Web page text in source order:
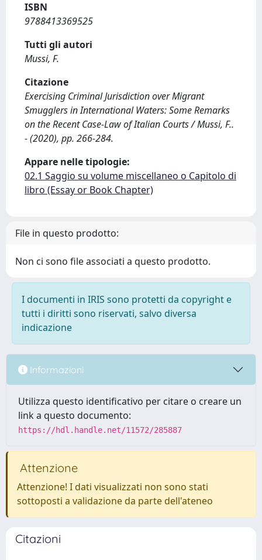
ISBN
9788413369525
Tutti gli autori
Mussi, F.
Citazione
Exercising Criminal Jurisdiction over Migrant
Smugglers in International Waters: Some Remarks
on the Recent Case-Law of Italian Courts / Mussi, F..
- (2020), pp. 266-284.
Appare nelle tipologie:
02.1 Saggio su volume miscellaneo o Capitolo di
libro (Essay or Book Chapter)
File in questo prodotto:
Non ci sono file associati a questo prodotto.
I documenti in IRIS sono protetti da copyright e
tutti i diritti sono riservati, salvo diversa
indicazione
Informazioni
Utilizza questo identificativo per citare o creare un
link a questo documento:
https://hdl.handle.net/11572/285887
Attenzione
Attenzione! I dati visualizzati non sono stati
sottoposti a validazione da parte dell'ateneo
Citazioni